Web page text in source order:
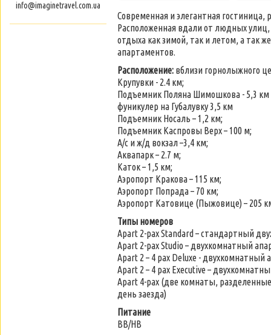
info@imaginetravel.com.ua
Cовременная и элегантная
Расположенная вдали от людных
отдыха как зимой, так и летом, а так
апартаментов.
Расположение: вблизи горнолыжного
Крупувки - 2.4 км;
Подъемник Поляна Шимошкова - 5,3 км
фуникулер на Губалувку 3,5 км
Подъемник Носаль – 1,2 км;
Подъемник Каспровы Верх – 100 м;
А/с и ж/д вокзал –3,4 км;
Аквапарк – 2.7 м;
Каток – 1,5 км;
Аэропорт Кракова – 115 км;
Аэропорт Попрада – 70 км;
Аэропорт Катовице (Пыжовице) – 205
Типы номеров
Apart 2-pax Standard – стандартный
Apart 2-pax Studio – двухкомнатный
Apart 2 – 4 pax Deluxe -
Apart 2 – 4 pax Executive –
Apart 4-pax (две комнаты,
день заезда)
Питание
BB/HB